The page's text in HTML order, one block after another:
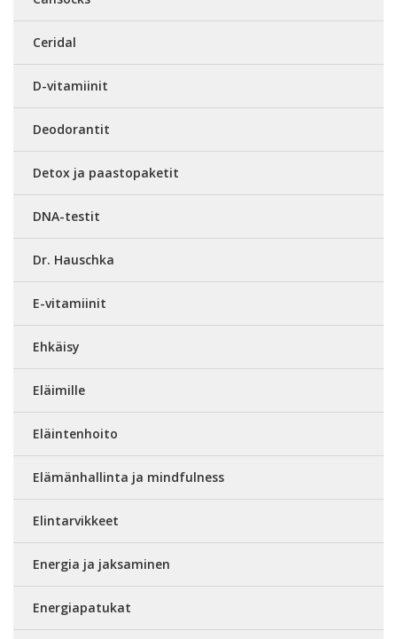
Ceridal
D-vitamiinit
Deodorantit
Detox ja paastopaketit
DNA-testit
Dr. Hauschka
E-vitamiinit
Ehkäisy
Eläimille
Eläintenhoito
Elämänhallinta ja mindfulness
Elintarvikkeet
Energia ja jaksaminen
Energiapatukat